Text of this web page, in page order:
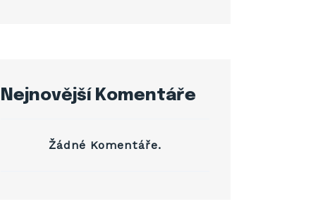
Nejnovější Komentáře
Žádné Komentáře.